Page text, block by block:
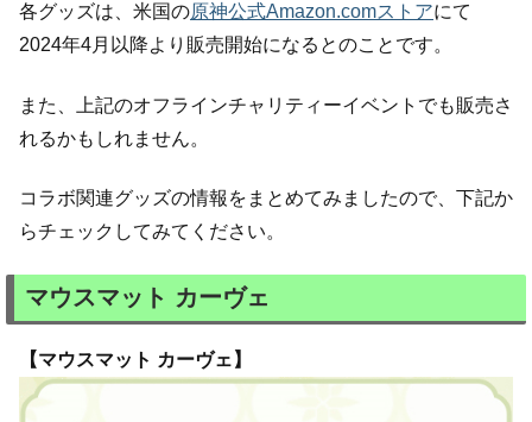
各グッズは、米国の原神公式Amazon.comストアにて
2024年4月以降より販売開始になるとのことです。
また、上記のオフラインチャリティーイベントでも販売さ
れるかもしれません。
コラボ関連グッズの情報をまとめてみましたので、下記か
らチェックしてみてください。
マウスマット カーヴェ
【マウスマット カーヴェ】